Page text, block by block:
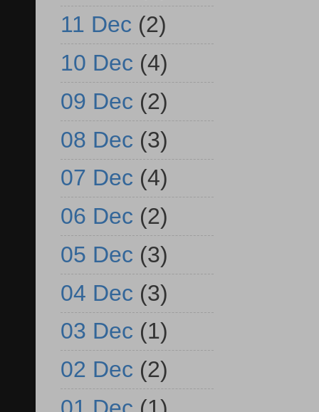
11 Dec (2)
10 Dec (4)
09 Dec (2)
08 Dec (3)
07 Dec (4)
06 Dec (2)
05 Dec (3)
04 Dec (3)
03 Dec (1)
02 Dec (2)